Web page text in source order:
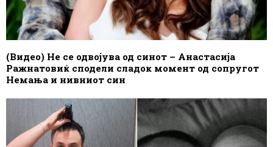
(Видео) Не се одвојува од синот – Анастасија
Ражнатовиќ сподели сладок момент од сопругот
Немања и нивниот син